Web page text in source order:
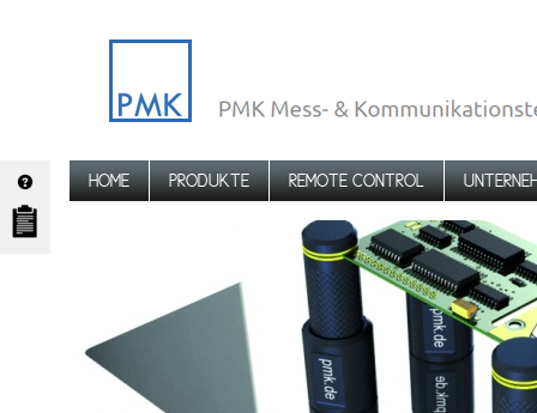
HOME PRODUKTE REMOTE CONTROL